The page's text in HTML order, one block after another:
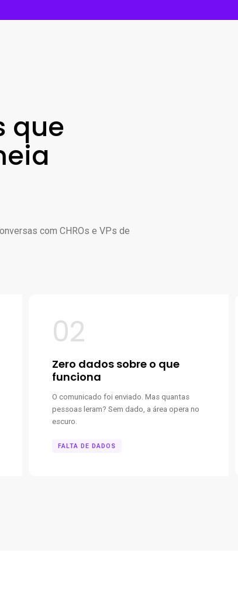
que
com CHROs e VPs de
02
Zero dados sobre o que
funciona
O comunicado foi enviado. Mas quantas
pessoas leram? Sem dado, a área opera no
escuro.
FALTA DE DADOS